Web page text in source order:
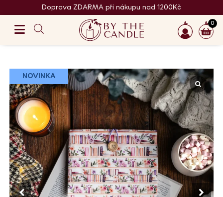
Doprava ZDARMA při nákupu nad 1200Kč
0
NOVINKA